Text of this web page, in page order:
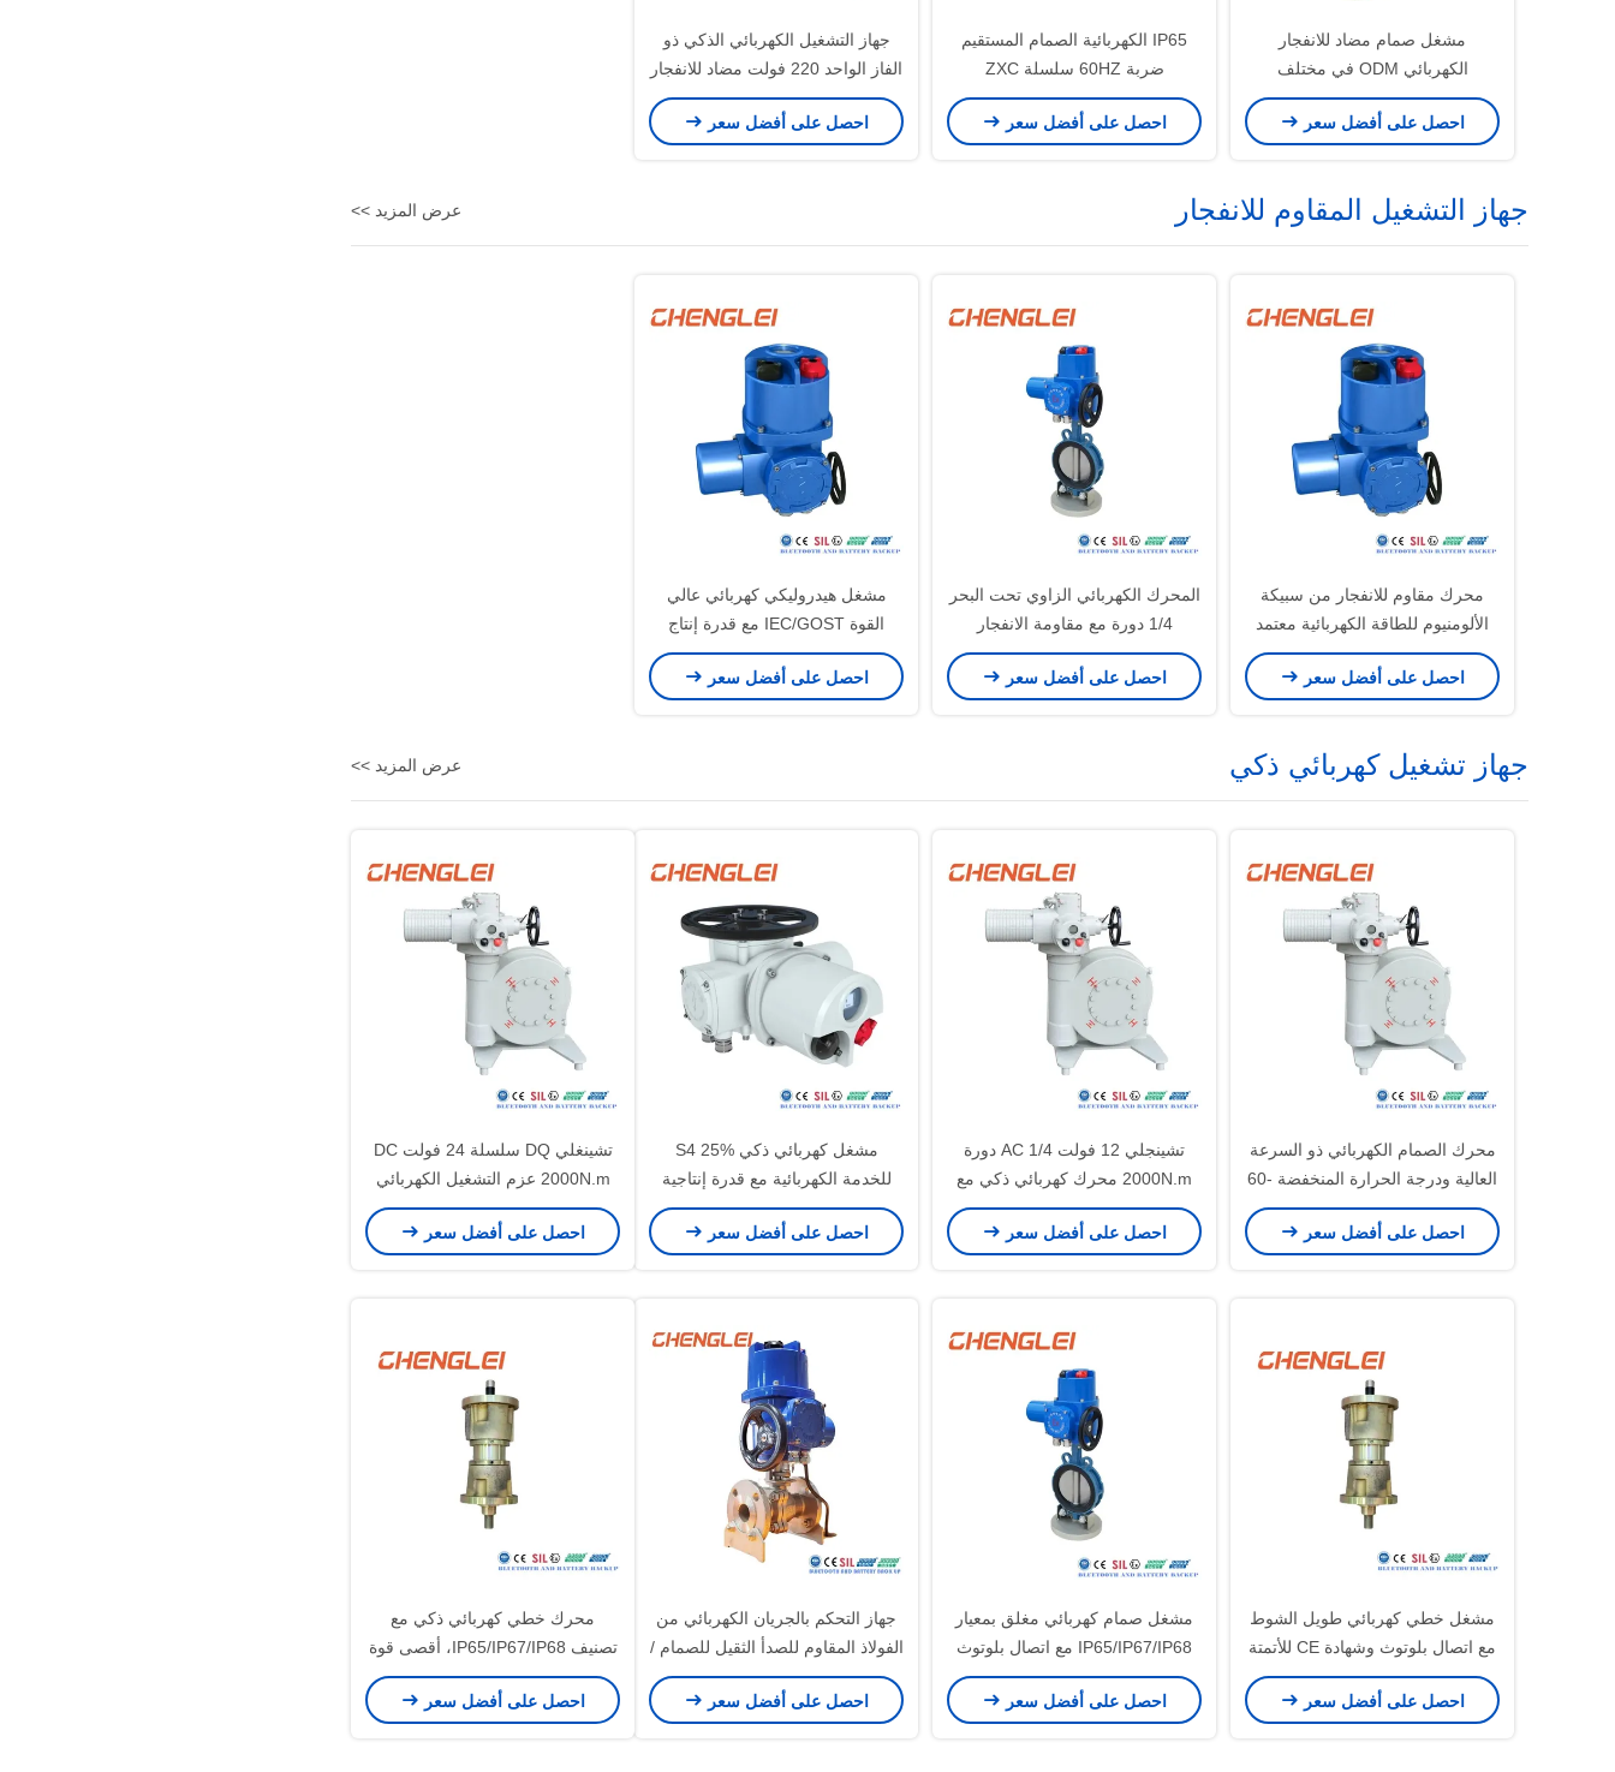
مشغل صمام مضاد للانفجار
الكهربائي ODM في مختلف
الصناعات
احصل على أفضل سعر
IP65 الكهربائية الصمام المستقيم
ضربة 60HZ سلسلة ZXC
احصل على أفضل سعر
جهاز التشغيل الكهربائي الذكي ذو
الفاز الواحد 220 فولت مضاد للانفجار
احصل على أفضل سعر
جهاز التشغيل المقاوم للانفجار عرض المزيد >>
محرك مقاوم للانفجار من سبيكة
الألومنيوم للطاقة الكهربائية معتمد
CE لتطبيقات الصمامات و HVAC
احصل على أفضل سعر
المحرك الكهربائي الزاوي تحت البحر
1/4 دورة مع مقاومة الانفجار
والحماية الحرارية لتحكم الصمام
احصل على أفضل سعر
مشغل هيدروليكي كهربائي عالي
القوة IEC/GOST مع قدرة إنتاج
30000/سنوي للتحكم في الصمامات
احصل على أفضل سعر
جهاز تشغيل كهربائي ذكي عرض المزيد >>
محرك الصمام الكهربائي ذو السرعة
العالية ودرجة الحرارة المنخفضة -60
درجة مئوية من سلسلة DQ
احصل على أفضل سعر
تشينجلي 12 فولت AC 1/4 دورة
2000N.m محرك كهربائي ذكي مع
صندوق التروس المعدل للصمام /
الضغط / HVAC
احصل على أفضل سعر
مشغل كهربائي ذكي S4 25%
للخدمة الكهربائية مع قدرة إنتاجية
30000/سنويًا للصمام/الخانق/التحكم
في التدفئة والتهوية وتكييف الهواء
احصل على أفضل سعر
تشينغلي DQ سلسلة 24 فولت DC
2000N.m عزم التشغيل الكهربائي
الذكي مع اتصال بلوتوث
احصل على أفضل سعر
مشغل خطي كهربائي طويل الشوط
مع اتصال بلوتوث وشهادة CE للأتمتة
الصناعية
احصل على أفضل سعر
مشغل صمام كهربائي مغلق بمعيار
IP65/IP67/IP68 مع اتصال بلوتوث
وشهادة CE للصمام/الخانق/التحكم
في التدفئة والتهوية وتكييف الهواء
احصل على أفضل سعر
جهاز التحكم بالجريان الكهربائي من
الفولاذ المقاوم للصدأ الثقيل للصمام /
المكبت / HVAC
احصل على أفضل سعر
محرك خطي كهربائي ذكي مع
تصنيف IP65/IP67/IP68، أقصى قوة
دفع 10000N، والسكتة الدماغية
القياسية 80mm
احصل على أفضل سعر